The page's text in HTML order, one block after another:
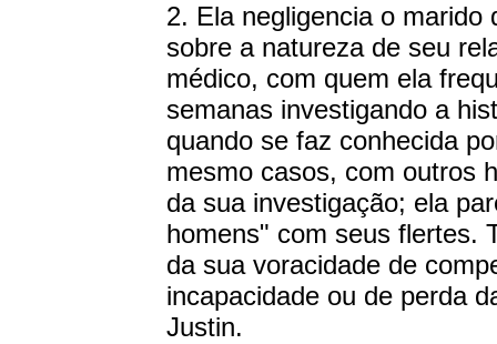
2. Ela negligencia o
sobre a natureza de seu
médico, com quem ela
semanas investigando a
quando se faz conhecida
mesmo casos, com outros
da sua investigação; ela
homens" com seus flertes.
da sua voracidade de
incapacidade ou de perda
Justin.